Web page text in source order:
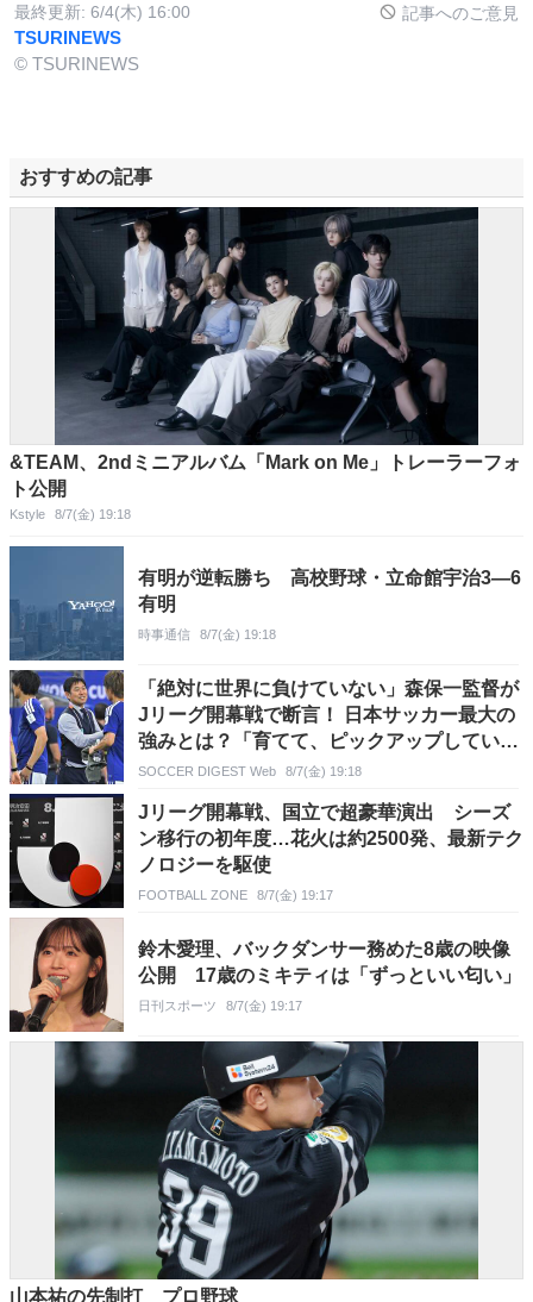
最終更新: 6/4(木) 16:00 記事へのご意見
TSURINEWS
© TSURINEWS
おすすめの記事
&TEAM、2ndミニアルバム「Mark on Me」トレーラーフォ
ト公開
Kstyle 8/7(金) 19:18
有明が逆転勝ち 高校野球・立命館宇治3―6
有明
時事通信 8/7(金) 19:18
「絶対に世界に負けていない」森保一監督が
Jリーグ開幕戦で断言！ 日本サッカー最大の
強みとは？「育てて、ピックアップしていく
システムがある」
SOCCER DIGEST Web 8/7(金) 19:18
Jリーグ開幕戦、国立で超豪華演出 シーズ
ン移行の初年度…花火は約2500発、最新テク
ノロジーを駆使
FOOTBALL ZONE 8/7(金) 19:17
鈴木愛理、バックダンサー務めた8歳の映像
公開 17歳のミキティは「ずっといい匂い」
日刊スポーツ 8/7(金) 19:17
山本祐の先制打 プロ野球